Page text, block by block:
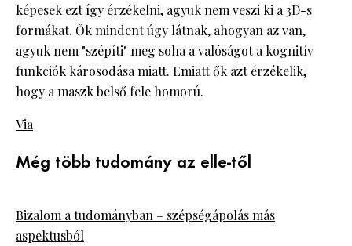
képesek ezt így érzékelni, agyuk nem veszi ki a 3D-s
formákat. Ők mindent úgy látnak, ahogyan az van,
agyuk nem "szépíti" meg soha a valóságot a kognitív
funkciók károsodása miatt. Emiatt ők azt érzékelik,
hogy a maszk belső fele homorú.
Via
Még több tudomány az elle-től
Bizalom a tudományban – szépségápolás más
aspektusból